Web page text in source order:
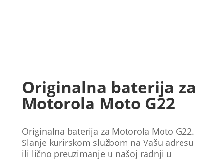
Originalna baterija za
Motorola Moto G22
Originalna baterija za Motorola Moto G22.
Slanje kurirskom službom na Vašu adresu
ili lično preuzimanje u našoj radnji u